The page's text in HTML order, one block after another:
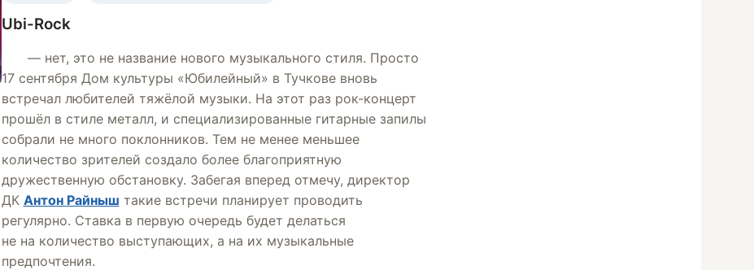
Ubi-Rock
— нет, это не название нового музыкального стиля. Просто
17 сентября Дом культуры «Юбилейный» в Тучкове вновь
встречал любителей тяжёлой музыки. На этот раз рок-концерт
прошёл в стиле металл, и специализированные гитарные запилы
собрали не много поклонников. Тем не менее меньшее
количество зрителей создало более благоприятную
дружественную обстановку. Забегая вперед отмечу, директор
ДК Антон Райныш такие встречи планирует проводить
регулярно. Ставка в первую очередь будет делаться
не на количество выступающих, а на их музыкальные
предпочтения.